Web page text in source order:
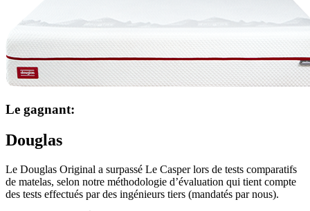
Le gagnant:
Douglas
Le Douglas Original a surpassé Le Casper lors de tests comparatifs
de matelas, selon notre méthodologie d’évaluation qui tient compte
des tests effectués par des ingénieurs tiers (mandatés par nous).